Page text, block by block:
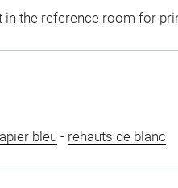
the reference room for
bleu - rehauts de blanc